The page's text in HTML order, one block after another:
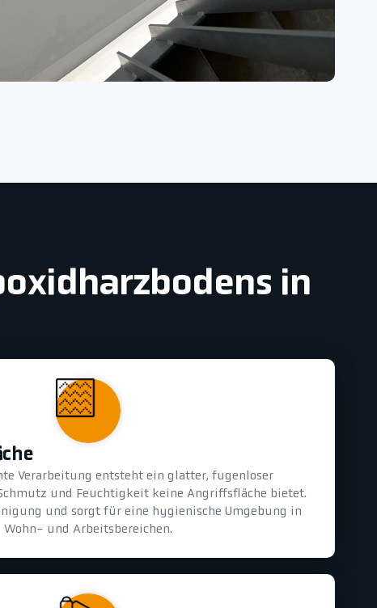
in
Verarbeitung entsteht ein glatter, fugenloser
und Feuchtigkeit keine Angriffsfläche bietet.
und sorgt für eine hygienische Umgebung in
Wohn- und Arbeitsbereichen.